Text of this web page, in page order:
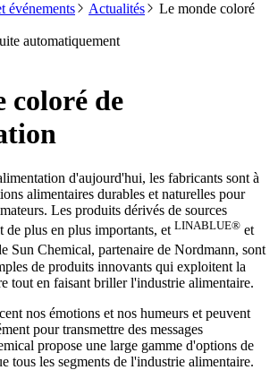
événements Actualités
Le monde coloré
automatiquement
coloré de
d'aujourd'hui, les fabricants sont à
alimentaires durables et naturelles pour
Les produits dérivés de sources
de plus en plus importants, et LINABLUE® et
Sun Chemical, partenaire de Nordmann, sont
de produits innovants qui exploitent la
tout en faisant briller l'industrie alimentaire.
nos émotions et nos humeurs et peuvent
pour transmettre des messages
propose une large gamme d'options de
tous les segments de l'industrie alimentaire.